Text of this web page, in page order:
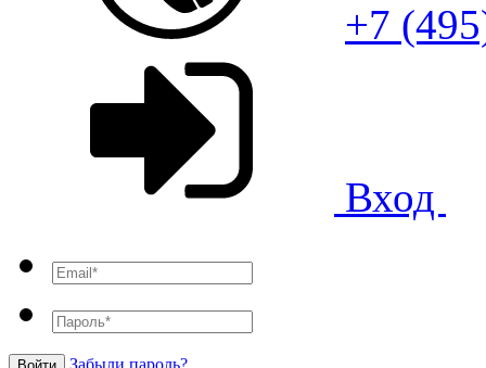
+7
Вход
Забыли пароль?